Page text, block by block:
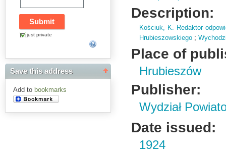
just private
Save this address
Add to bookmarks
Description:
Kościuk, K. Redaktor
Hrubieszowskiego ;
Place of
Hrubieszów
Publisher:
Wydział
Date issued:
1924